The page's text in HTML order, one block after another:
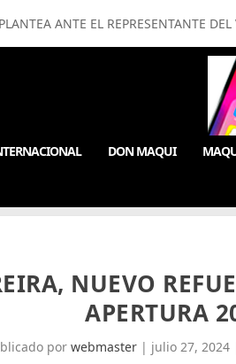
ANTE EL REPRESENTANTE DEL
DON MAQUI
NUEVO
APERTURA
por webmaster| julio 27, 2024